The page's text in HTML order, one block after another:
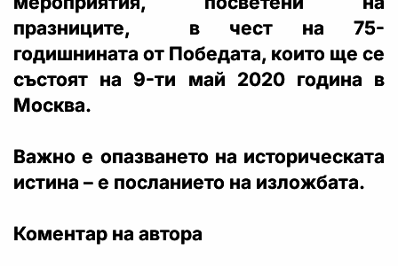
празниците, в чест на 75-
годишнината от Победата, които ще се
състоят на 9-ти май 2020 година в
Москва.
Важно е опазването на историческата
истина – е посланието на изложбата.
Коментар на автора